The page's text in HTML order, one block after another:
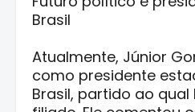
Brasil
Atualmente, Júnior
como presidente
Brasil, partido ao qual